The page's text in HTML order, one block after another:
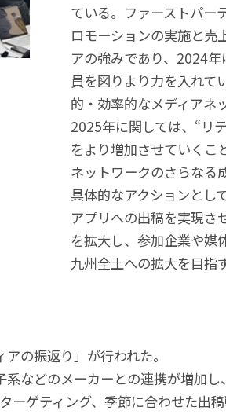
ている。ファーストパー
ロモーションの実施と売
アの強みであり、2024
員を図りより力を入れて
的・効率的なメディアネ
2025年に関しては、“リ
をより増加させていくこ
ネットワークのさらなる
具体的なアクションとし
アプリへの出稿を実現さ
を拡大し、参加企業や媒
九州全土への拡大を目指
の振返り」が行われた。
などのメーカーとの連携が増加
ゲティング、季節に合わせた出